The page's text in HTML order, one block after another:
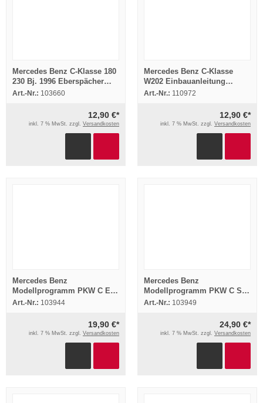
Mercedes Benz C-Klasse 180
230 Bj. 1996 Eberspächer
Hydronic B4WSC Einbau
Art.-Nr.: 103660
12,90 €*
inkl. 7 % MwSt. zzgl. Versandkosten
Mercedes Benz C-Klasse
W202 Einbauanleitung
Webasto Thermo Top T
Art.-Nr.: 110972
12,90 €*
inkl. 7 % MwSt. zzgl. Versandkosten
Mercedes Benz
Modellprogramm PKW C E S
SL G Klasse 4x Prospekt
Art.-Nr.: 103944
19,90 €*
inkl. 7 % MwSt. zzgl. Versandkosten
Mercedes Benz
Modellprogramm PKW C S E
Klasse 5x Prospekt 1991/93
Art.-Nr.: 103949
24,90 €*
inkl. 7 % MwSt. zzgl. Versandkosten